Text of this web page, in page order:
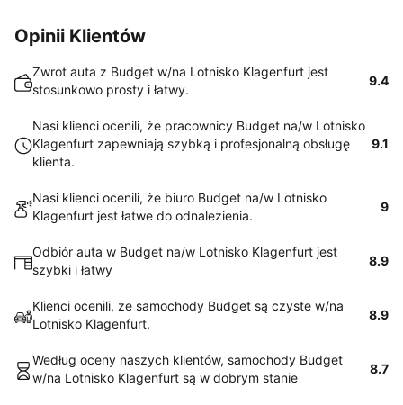
Opinii Klientów
Zwrot auta z Budget w/na Lotnisko Klagenfurt jest
stosunkowo prosty i łatwy.
9.4
Nasi klienci ocenili, że pracownicy Budget na/w Lotnisko
Klagenfurt zapewniają szybką i profesjonalną obsługę
klienta.
9.1
Nasi klienci ocenili, że biuro Budget na/w Lotnisko
Klagenfurt jest łatwe do odnalezienia.
9
Odbiór auta w Budget na/w Lotnisko Klagenfurt jest
szybki i łatwy
8.9
Klienci ocenili, że samochody Budget są czyste w/na
Lotnisko Klagenfurt.
8.9
Według oceny naszych klientów, samochody Budget
w/na Lotnisko Klagenfurt są w dobrym stanie
8.7